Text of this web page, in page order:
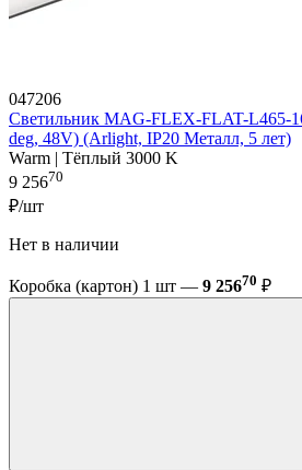
047206
Светильник MAG-FLEX-FLAT-L465-
deg, 48V) (Arlight, IP20 Металл, 5 лет)
Warm | Тёплый 3000 K
9 25670
₽/шт
Нет в наличии
Коробка (картон) 1 шт — 9 25670 ₽